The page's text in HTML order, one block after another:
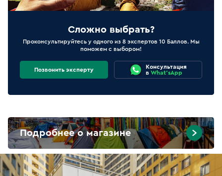
Сложно выбрать?
Проконсультируйтесь у одного из 8 экспертов 10 Баллов. Мы
поможем с выбором!
Позвонить эксперту
Консультация
в What'sApp
Подробнее о магазине